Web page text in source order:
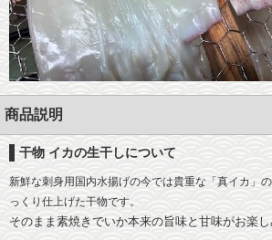
メディ
沼津おすすめ飲食店
沼津観光魅力スポット
リンク
団体様用予約フォーム
商品説明
干物 イカの生干しについて
新鮮な刺身用国内水揚げの今では貴重な「真イカ」
っくり仕上げた干物です。
そのまま素焼きでいか本来の旨味と甘味がお楽し